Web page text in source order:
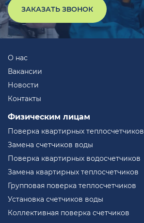
ЗАКАЗАТЬ ЗВОНОК
О нас
Вакансии
Новости
Контакты
Физическим лицам
Поверка квартирных теплосчетчиков
Замена счетчиков воды
Поверка квартирных водосчетчиков
Замена квартирных теплосчетчиков
Групповая поверка теплосчетчиков
Установка счетчиков воды
Коллективная поверка счетчиков